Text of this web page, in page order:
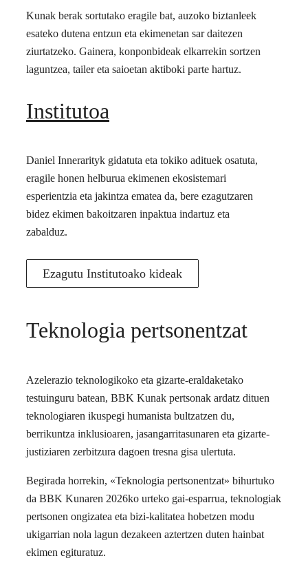
Kunak berak sortutako eragile bat, auzoko biztanleek
esateko dutena entzun eta ekimenetan sar daitezen
ziurtatzeko. Gainera, konponbideak elkarrekin sortzen
laguntzea, tailer eta saioetan aktiboki parte hartuz.
Institutoa
Daniel Innerarityk gidatuta eta tokiko adituek osatuta,
eragile honen helburua ekimenen ekosistemari
esperientzia eta jakintza ematea da, bere ezagutzaren
bidez ekimen bakoitzaren inpaktua indartuz eta
zabalduz.
Ezagutu Institutoako kideak
Teknologia pertsonentzat
Azelerazio teknologikoko eta gizarte-eraldaketako
testuinguru batean, BBK Kunak pertsonak ardatz dituen
teknologiaren ikuspegi humanista bultzatzen du,
berrikuntza inklusioaren, jasangarritasunaren eta gizarte-
justiziaren zerbitzura dagoen tresna gisa ulertuta.
Begirada horrekin, «Teknologia pertsonentzat» bihurtuko
da BBK Kunaren 2026ko urteko gai-esparrua, teknologiak
pertsonen ongizatea eta bizi-kalitatea hobetzen modu
ukigarrian nola lagun dezakeen aztertzen duten hainbat
ekimen egituratuz.